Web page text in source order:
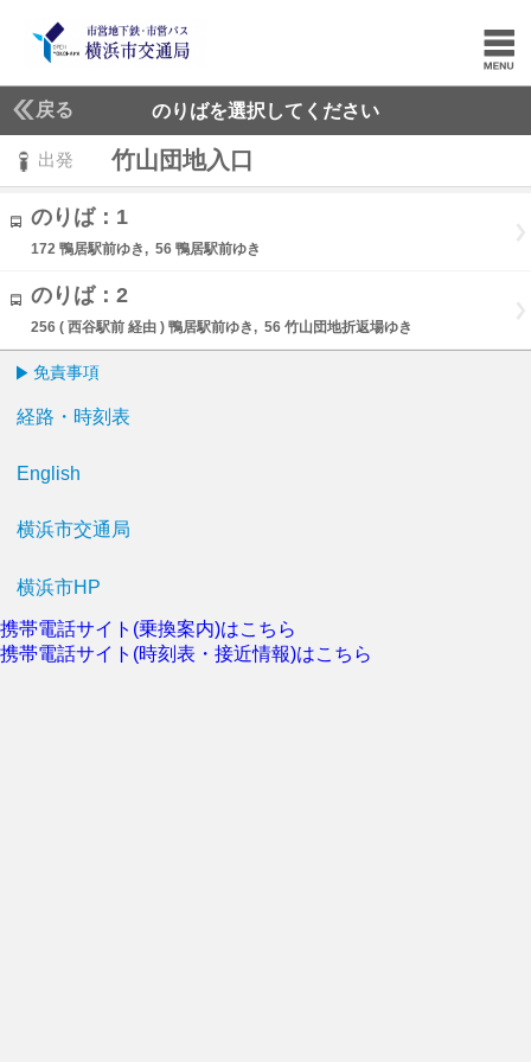
戻る のりばを選択してください
出発 竹山団地入口
のりば：1
172 鴨居駅前ゆき, 56 鴨居駅前ゆき
のりば：2
256 ( 西谷駅前 経由 ) 鴨居駅前ゆき, 56 竹山団地折返場ゆき
免責事項
経路・時刻表
English
横浜市交通局
横浜市HP
携帯電話サイト(乗換案内)はこちら
携帯電話サイト(時刻表・接近情報)はこちら